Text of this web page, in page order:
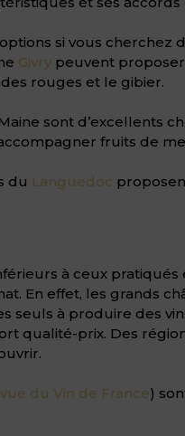
si vous cherchez
Givry peuvent
rouges et le gibier.
sont d’excellents
fruits de
du Languedoc
à ceux pratiqués
En effet, les grands
seuls à produire des
qualité-prix. Des
du Vin de France)